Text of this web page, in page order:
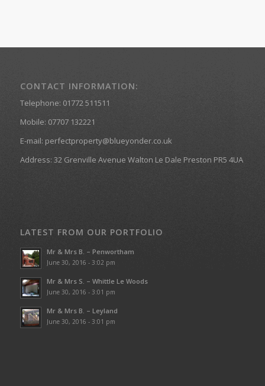
CONTACT INFORMATION:
Telephone: 01772 511511
Mobile: 07707 132221
E-mail: perfectproperty@blueyonder.co.uk
Address: 32 Grenville Avenue Walton Le Dale Preston PR5 4UA
LATEST FROM OUR PORTFOLIO
Mr & Mrs B. – Penwortham
June 30, 2016 - 3:02 pm
Mr & Mrs S. – Whittle Le Woods
June 30, 2016 - 3:01 pm
Mr & Mrs B. – Leyland
June 30, 2016 - 3:01 pm